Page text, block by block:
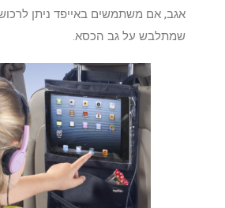
אגב, אם משתמשים באייפד ניתן
שמתלבש על גב הכסא.